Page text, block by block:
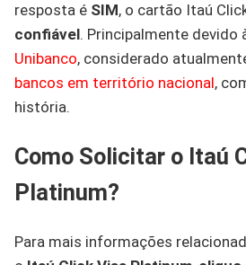
resposta é SIM, o cartão Itaú
confiável. Principalmente devido
Unibanco, considerado
bancos em território nacional,
história.
Como Solicitar o Itaú
Platinum?
Para mais informações